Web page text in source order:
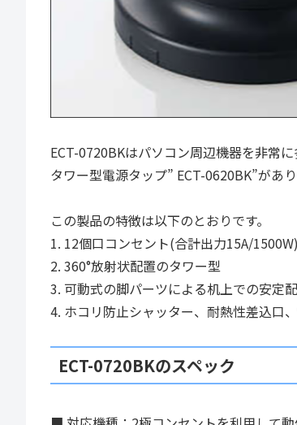
ECT-0720BKはパソコン周辺機器を非常
タワー型電源タップ” ECT-0620BK”があり
この製品の特徴は以下のとおりです。
1. 12個口コンセント(合計出力15A/
2. 360°放射状配置のタワー型
3. 可動式の脚パーツによる机上での安定
4. ホコリ防止シャッター、耐熱性差込口
ECT-0720BKのスペック